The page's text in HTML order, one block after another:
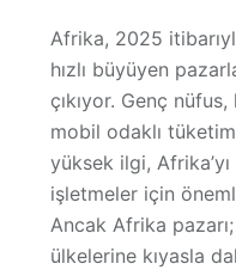
Hakkımızda
Afrika, 2025
hızlı büyüyen
çıkıyor. Genç
mobil odaklı
yüksek ilgi,
işletmeler için
Ancak Afrika
ülkelerine kıyasla